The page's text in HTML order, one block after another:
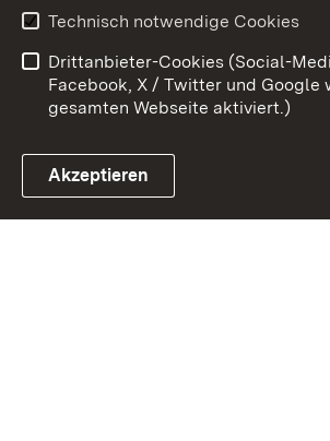
Link zum Landesportal
Barrierefreiheit
Impressum
Cookies
Technisch notwendige Cookies
Drittanbieter-Cookies (Social-
Facebook, X / Twitter und Google
gesamten Webseite aktiviert.)
Akzeptieren